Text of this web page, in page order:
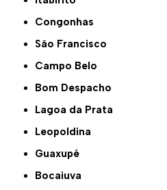
Congonhas
São Francisco
Campo Belo
Bom Despacho
Lagoa da Prata
Leopoldina
Guaxupé
Bocaiuva